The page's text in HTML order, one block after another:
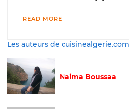
READ MORE
Les auteurs de cuisinealgerie.com
Naima Boussaa